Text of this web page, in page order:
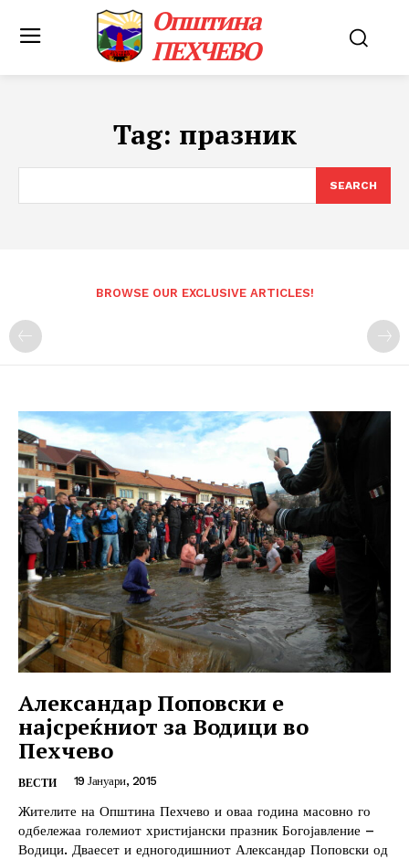
Општина
ПЕХЧЕВО
Tag: празник
SEARCH
BROWSE OUR EXCLUSIVE ARTICLES!
Александар Поповски е
најсреќниот за Водици во
Пехчево
ВЕСТИ 19 Јануари, 2015
Жителите на Општина Пехчево и оваа година масовно го
одбележаа големиот христијански празник Богојавление –
Водици. Дваесет и едногодишниот Александар Поповски од